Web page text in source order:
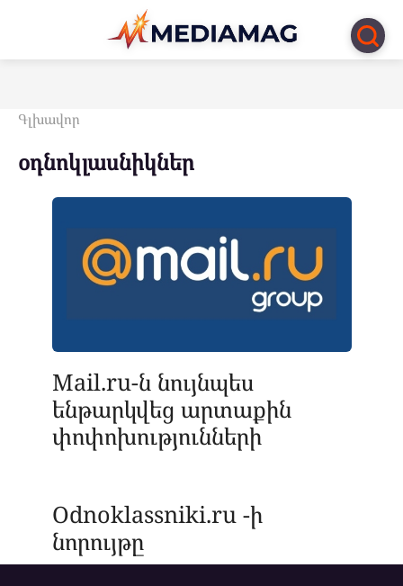
Перейти
контенту
Գլխավոր
օդնոկլասնիկներ
Mail.ru-ն նույնպես
ենթարկվեց արտաքին
փոփոխությունների
Odnoklassniki.ru -ի
նորույթը